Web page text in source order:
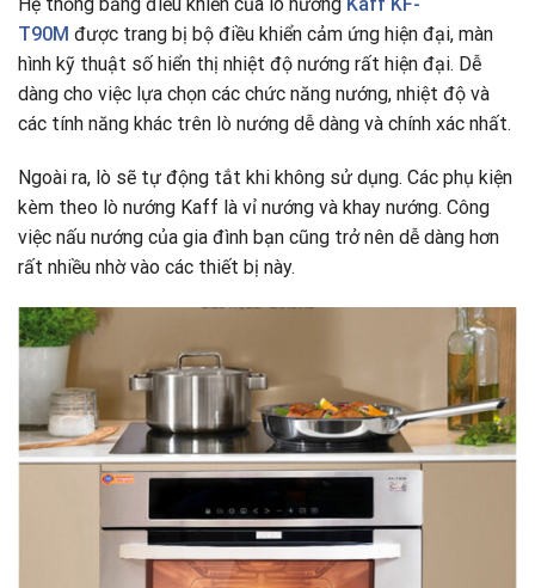
T90M được trang bị bộ điều khiển cảm ứng hiện đại, màn
hình kỹ thuật số hiển thị nhiệt độ nướng rất hiện đại. Dễ
dàng cho việc lựa chọn các chức năng nướng, nhiệt độ và
các tính năng khác trên lò nướng dễ dàng và chính xác nhất.
Ngoài ra, lò sẽ tự động tắt khi không sử dụng. Các phụ kiện
kèm theo lò nướng Kaff là vỉ nướng và khay nướng. Công
việc nấu nướng của gia đình bạn cũng trở nên dễ dàng hơn
rất nhiều nhờ vào các thiết bị này.